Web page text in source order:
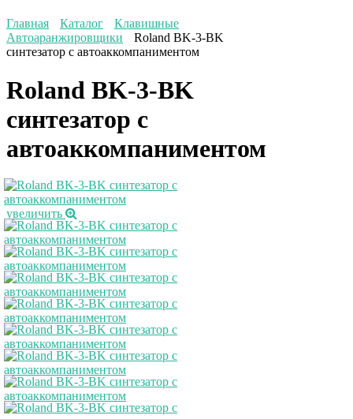
Главная Каталог
Клавишные
Автоаранжировщики
Roland BK-3-BK
синтезатор с автоаккомпаниментом
Roland BK-3-BK
синтезатор с
автоаккомпаниментом
увеличить